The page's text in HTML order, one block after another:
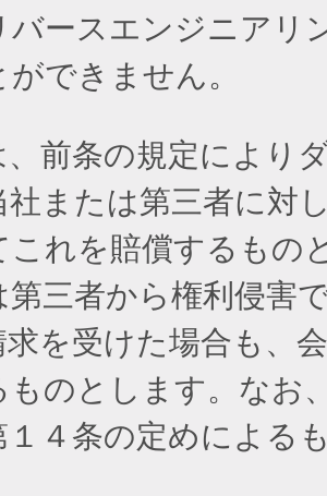
バースエンジニアリ
できません。
前条の規定により
社または第三者に対
これを賠償するもの
第三者から権利侵害
を受けた場合も、
ものとします。なお
１４条の定めによる